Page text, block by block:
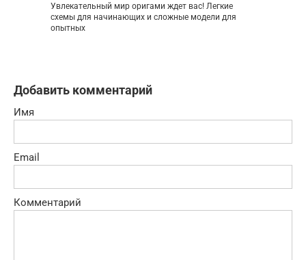
Увлекательный мир оригами ждет вас! Легкие
схемы для начинающих и сложные модели для
опытных
Добавить комментарий
Имя
Email
Комментарий